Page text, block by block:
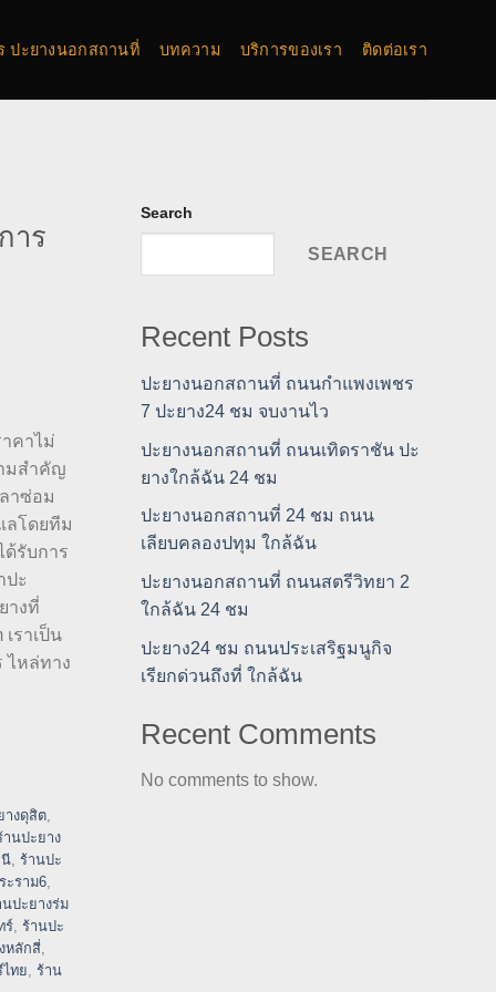
ปะยางนอกสถานที่ บทความ บริการของเรา ติดต่อเรา
าร
คาไม่
มสำคัญ
าซ่อม
ลโดยทีม
ด้รับการ
ปะ
างที่
ราเป็น
ไหล่ทาง
างดุสิต,
านปะยาง
นี, ร้านปะ
ะราม6,
นปะยางร่ม
ร์, ร้านปะ
หลักสี่,
ไทย, ร้าน
Search
SEARCH
Recent Posts
ปะยางนอกสถานที่ ถนนกำแพงเพชร
7 ปะยาง24 ชม จบงานไว
ปะยางนอกสถานที่ ถนนเทิดราชัน ปะ
ยางใกล้ฉัน 24 ชม
ปะยางนอกสถานที่ 24 ชม ถนน
เลียบคลองปทุม ใกล้ฉัน
ปะยางนอกสถานที่ ถนนสตรีวิทยา 2
ใกล้ฉัน 24 ชม
ปะยาง24 ชม ถนนประเสริฐมนูกิจ
เรียกด่วนถึงที่ ใกล้ฉัน
Recent Comments
No comments to show.